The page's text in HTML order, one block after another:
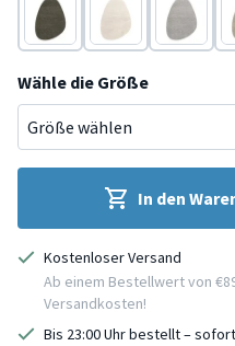
Grün Beige Grau
Wähle die Größe
In den
Kostenloser Versand
Ab einem Bestellwert von
Versandkosten!
Bis 23:00 Uhr bestellt –